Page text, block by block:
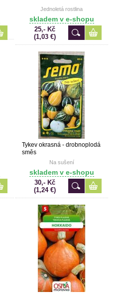
Jednoletá rostlina
skladem v e-shopu
25,- Kč
(1,03 €)
Tykev okrasná - drobnoplodá
směs
Na sušení
skladem v e-shopu
30,- Kč
(1,24 €)